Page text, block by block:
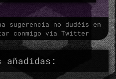
sugerencia no dudéis en
conmigo vía Twitter